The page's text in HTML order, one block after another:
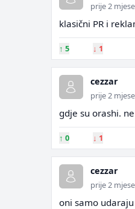
prije 2
klasični PR i
↑ 5 ↓ 1
cezzar
prije 2
gdje su orashi.
↑ 0 ↓ 1
cezzar
prije 2
oni samo